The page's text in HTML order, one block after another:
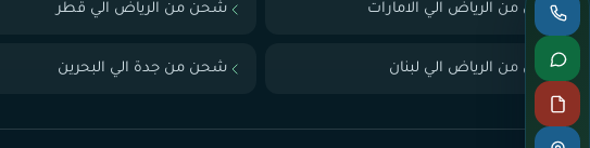
شحن من الرياض الي الامارات شحن من الرياض الي قطر
شحن من الرياض الي لبنان شحن من جدة الي البحرين